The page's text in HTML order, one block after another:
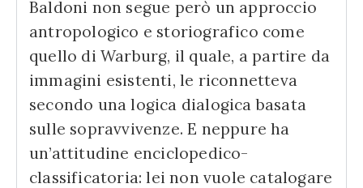
Baldoni non segue però un approccio
antropologico e storiografico come
quello di Warburg, il quale, a partire da
immagini esistenti, le riconnetteva
secondo una logica dialogica basata
sulle sopravvivenze. E neppure ha
un’attitudine enciclopedico-
classificatoria: lei non vuole catalogare